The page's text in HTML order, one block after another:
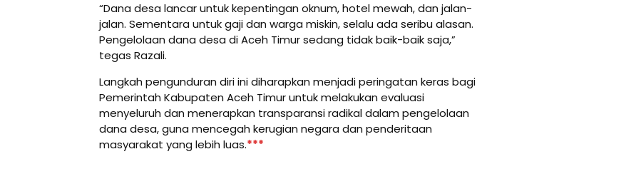
“Dana desa lancar untuk kepentingan oknum, hotel mewah, dan jalan-
jalan. Sementara untuk gaji dan warga miskin, selalu ada seribu alasan.
Pengelolaan dana desa di Aceh Timur sedang tidak baik-baik saja,”
tegas Razali.
Langkah pengunduran diri ini diharapkan menjadi peringatan keras bagi
Pemerintah Kabupaten Aceh Timur untuk melakukan evaluasi
menyeluruh dan menerapkan transparansi radikal dalam pengelolaan
dana desa, guna mencegah kerugian negara dan penderitaan
masyarakat yang lebih luas.***